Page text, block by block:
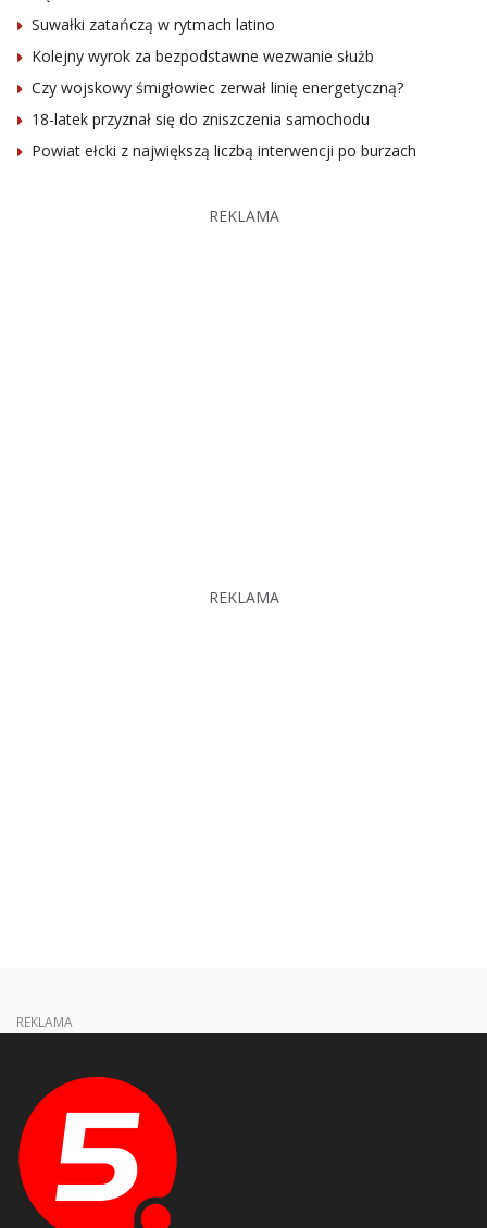
Suwałki zatańczą w rytmach latino
Kolejny wyrok za bezpodstawne wezwanie służb
Czy wojskowy śmigłowiec zerwał linię energetyczną?
18-latek przyznał się do zniszczenia samochodu
Powiat ełcki z największą liczbą interwencji po burzach
REKLAMA
REKLAMA
REKLAMA